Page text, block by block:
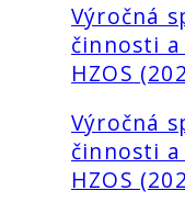
Výročná
činnosti
HZOS
Výročná
činnosti
HZOS